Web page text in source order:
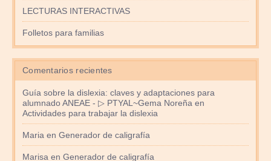
LECTURAS INTERACTIVAS
Folletos para familias
Comentarios recientes
Guía sobre la dislexia: claves y adaptaciones para
alumnado ANEAE - ▷ PTYAL~Gema Noreña en
Actividades para trabajar la dislexia
Maria en Generador de caligrafía
Marisa en Generador de caligrafía